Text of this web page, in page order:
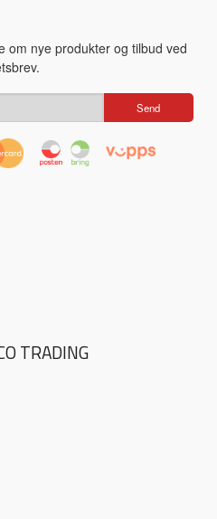
om nye produkter og tilbud ved
TRADING